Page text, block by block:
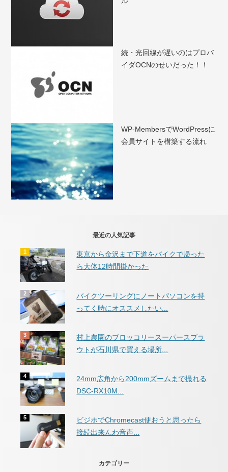
続・光回線が遅いのはプロバ
イダOCNのせいだった！！
WP-MembersでWordPressに
会員サイトを構築する流れ
最近の人気記事
東京から金沢まで下道をバイクで帰った
ら大体12時間掛かった
バイクツーリングにノートパソコンを持
ってく時にオススメしたい...
村上農園のブロッコリースーパースプラ
ウトが石川県で買える場所...
24mm広角から200mmズームまで撮れる
DSC-RX10M...
ビジホでChromecast使おうと思ったら
接続出来んわ音声...
カテゴリー